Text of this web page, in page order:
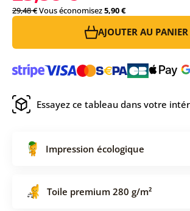
29,48 €Vous économisez5,90 €
AJOUTER AU PANIER
Essayez ce tableau dans votre
Impression écologique
Toile premium 280 g/m²